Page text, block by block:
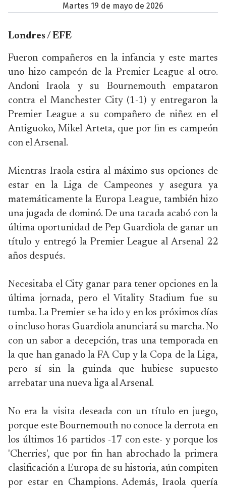
martes 19 de mayo de 2026
Londres / EFE
Fueron compañeros en la infancia y este martes
uno hizo campeón de la Premier League al otro.
Andoni Iraola y su Bournemouth empataron
contra el Manchester City (1-1) y entregaron la
Premier League a su compañero de niñez en el
Antiguoko, Mikel Arteta, que por fin es campeón
con el Arsenal.
Mientras Iraola estira al máximo sus opciones de
estar en la Liga de Campeones y asegura ya
matemáticamente la Europa League, también hizo
una jugada de dominó. De una tacada acabó con la
última oportunidad de Pep Guardiola de ganar un
título y entregó la Premier League al Arsenal 22
años después.
Necesitaba el City ganar para tener opciones en la
última jornada, pero el Vitality Stadium fue su
tumba. La Premier se ha ido y en los próximos días
o incluso horas Guardiola anunciará su marcha. No
con un sabor a decepción, tras una temporada en
la que han ganado la FA Cup y la Copa de la Liga,
pero sí sin la guinda que hubiese supuesto
arrebatar una nueva liga al Arsenal.
No era la visita deseada con un título en juego,
porque este Bournemouth no conoce la derrota en
los últimos 16 partidos -17 con este- y porque los
'Cherries', que por fin han abrochado la primera
clasificación a Europa de su historia, aún compiten
por estar en Champions. Además, Iraola quería